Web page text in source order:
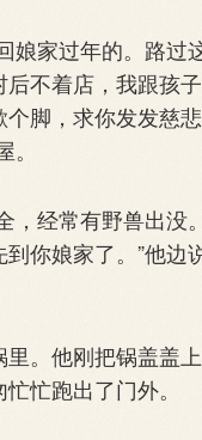
家过年的。路过
不着店，我跟孩
脚，求你发发慈
经常有野兽出没
你娘家了。”他边
。他刚把锅盖盖
忙跑出了门外。